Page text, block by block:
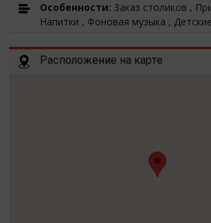
Особенности: Заказ столиков ,
Напитки , Фоновая музыка ,
Расположение на карте